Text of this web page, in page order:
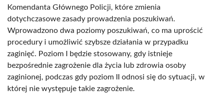
Komendanta Głównego Policji, które zmienia
dotychczasowe zasady prowadzenia poszukiwań.
Wprowadzono dwa poziomy poszukiwań, co ma uprościć
procedury i umożliwić szybsze działania w przypadku
zaginięć. Poziom I będzie stosowany, gdy istnieje
bezpośrednie zagrożenie dla życia lub zdrowia osoby
zaginionej, podczas gdy poziom II odnosi się do sytuacji, w
której nie występuje takie zagrożenie.